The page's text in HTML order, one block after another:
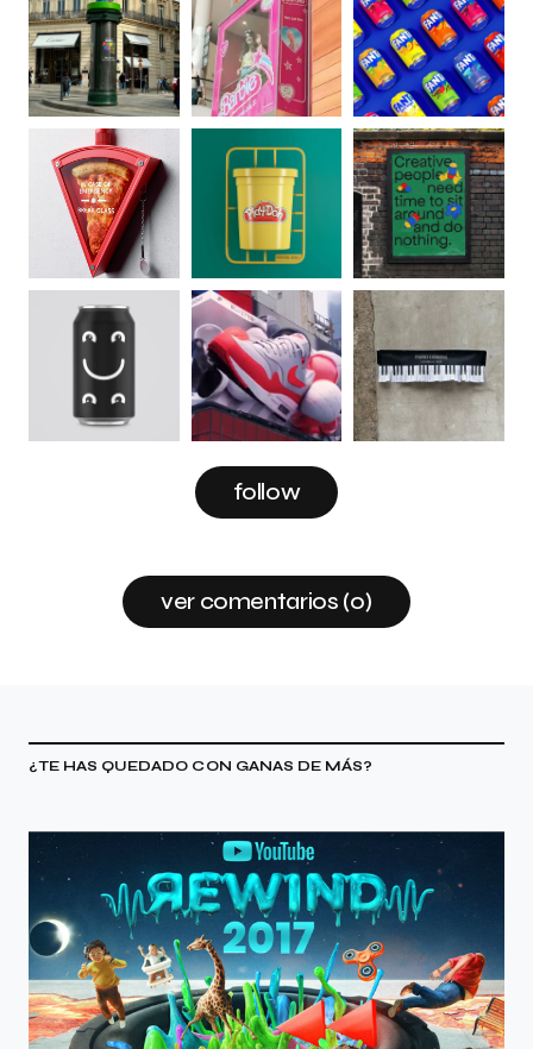
follow
ver comentarios (0)
¿TE HAS QUEDADO CON GANAS DE MÁS?